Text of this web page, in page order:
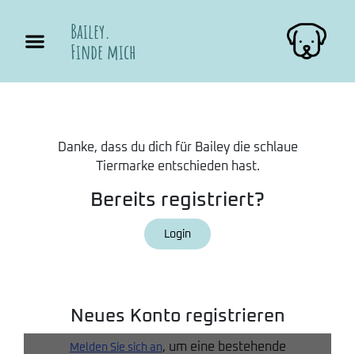
Bailey.
Finde mich
Danke, dass du dich für Bailey die schlaue
Tiermarke entschieden hast.
Bereits registriert?
Login
Neues Konto registrieren
Melden Sie sich an, um eine bestehende